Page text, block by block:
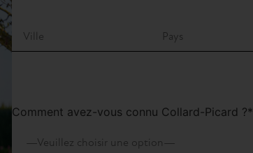
Comment avez-vous connu Collard-Picard ?*